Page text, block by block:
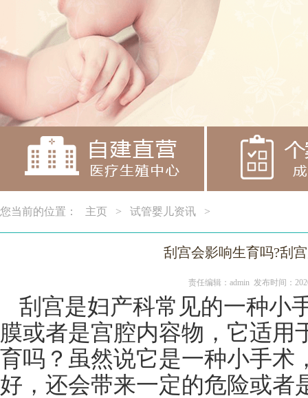
您当前的位置： 主页 > 试管婴儿资讯 >
刮宫会影响生育吗?刮
责任编辑：admin 发布时间：
刮宫是妇产科常见的一种小
膜或者是宫腔内容物，它适用
育吗？虽然说它是一种小手术
好，还会带来一定的危险或者